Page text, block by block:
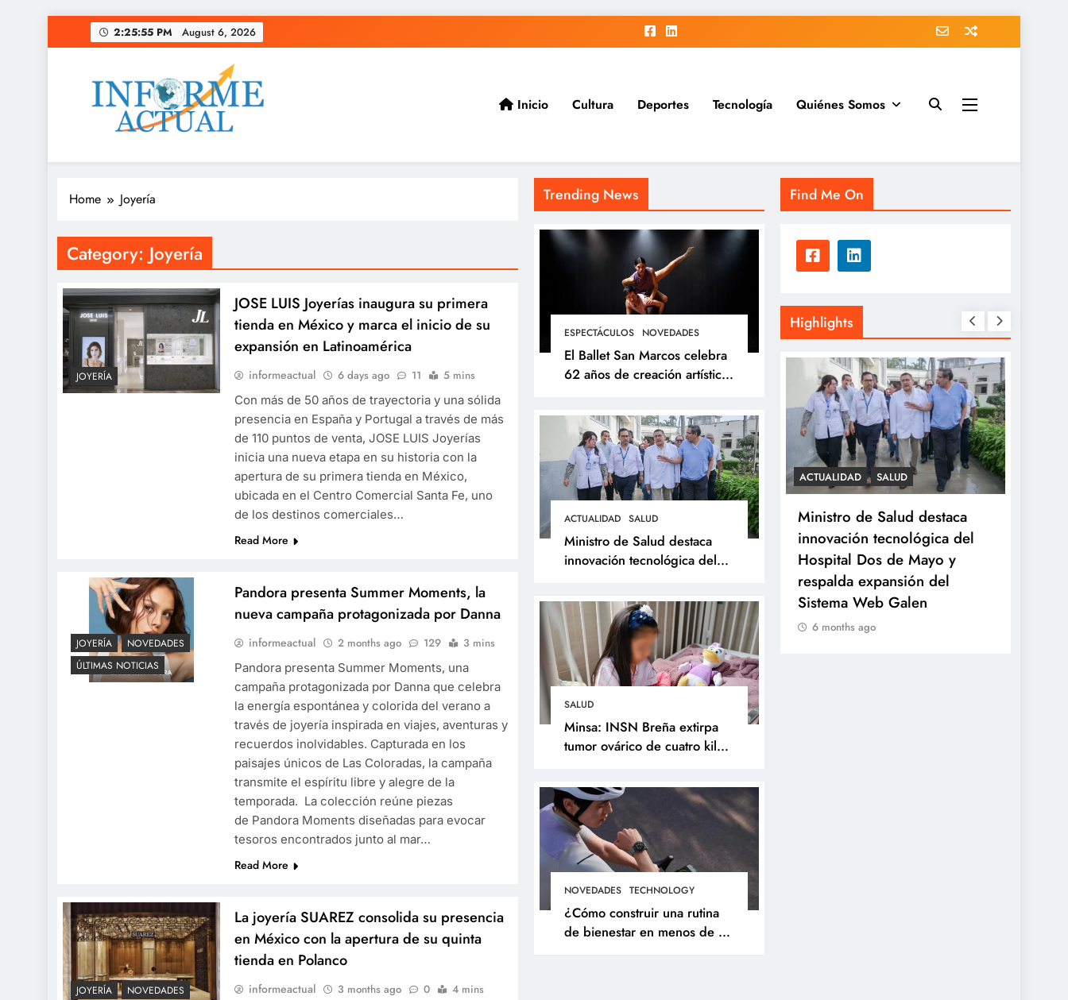
to
2:25:56 PM August 6, 2026
Informe Actual
La actualidad al instante, con veracidad y claridad.
Inicio Cultura Deportes Tecnología Quiénes Somos
Trending News
ESPECTÁCULOS NOVEDADES
El Ballet San Marcos celebra
62 años de creación artística
ACTUALIDAD SALUD
Ministro de Salud destaca
innovación tecnológica del
respalda expansión del
Sistema Web Galen
SALUD
Minsa: INSN Breña extirpa
tumor ovárico de cuatro kilos
proveniente de
Chanchamayo
NOVEDADES TECHNOLOGY
¿Cómo construir una rutina
de bienestar en menos de 30
Home Joyería
Category: Joyería
JOYERÍA
JOSE LUIS Joyerías inaugura su primera
tienda en México y marca el inicio de su
expansión en Latinoamérica
informeactual 6 days ago 11
5 mins
Con más de 50 años de trayectoria y una sólida
presencia en España y Portugal a través de más
de 110 puntos de venta, JOSE LUIS Joyerías
inicia una nueva etapa en su historia con la
apertura de su primera tienda en México,
ubicada en el Centro Comercial Santa Fe, uno
de los destinos comerciales…
Read More
JOYERÍA
NOVEDADES
ÚLTIMAS NOTICIAS
Pandora presenta Summer Moments, la
nueva campaña protagonizada por Danna
informeactual 2 months ago 129
3 mins
Pandora presenta Summer Moments, una
campaña protagonizada por Danna que celebra
la energía espontánea y colorida del verano a
través de joyería inspirada en viajes, aventuras y
recuerdos inolvidables. Capturada en los
paisajes únicos de Las Coloradas, la campaña
transmite el espíritu libre y alegre de la
temporada. La colección reúne piezas
de Pandora Moments diseñadas para evocar
tesoros encontrados junto al mar…
Read More
JOYERÍA NOVEDADES
La joyería SUAREZ consolida su presencia
en México con la apertura de su quinta
tienda en Polanco
informeactual 3 months ago 0
4 mins
Find Me On
Highlights
ESPECTÁCULOS NOVEDADES
El Ballet San Marcos celebra
62 años de creación artística
con Resonancias
ACTUALIDAD SALUD
Ministro de Salud destaca
innovación tecnológica del
Hospital Dos de Mayo y
respalda expansión del
Sistema Web Galen
6 months ago